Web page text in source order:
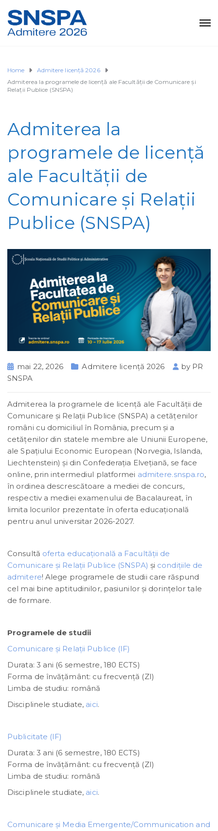
Home
Admitere licență 2026
Admiterea la programele de licență ale Facultății de Comunicare și
Relații Publice (SNSPA)
Admiterea la
programele de licență
ale Facultății de
Comunicare și Relații
Publice (SNSPA)
mai 22, 2026 Admitere licență 2026 by PR
SNSPA
Admiterea la programele de licență ale Facultății de
Comunicare și Relații Publice (SNSPA) a cetățenilor
români cu domiciliul în România, precum și a
cetăţenilor din statele membre ale Uniunii Europene,
ale Spaţiului Economic European (Norvegia, Islanda,
Liechtenstein) şi din Confederaţia Elveţiană, se face
online, prin intermediul platformei admitere.snspa.ro,
în ordinea descrescătoare a mediei de concurs,
respectiv a mediei examenului de Bacalaureat, în
limita locurilor prezentate în oferta educațională
pentru anul universitar 2026-2027.
Consultă oferta educațională a Facultății de
Comunicare și Relații Publice (SNSPA) și condiţiile de
admitere! Alege programele de studii care răspund
cel mai bine aptitudinilor, pasiunilor și dorințelor tale
de formare.
Programele de studii
Comunicare și Relații Publice (IF)
Durata: 3 ani (6 semestre, 180 ECTS)
Forma de învățământ: cu frecvenţă (ZI)
Limba de studiu: română
Disciplinele studiate, aici.
Publicitate (IF)
Durata: 3 ani (6 semestre, 180 ECTS)
Forma de învățământ: cu frecvenţă (ZI)
Limba de studiu: română
Disciplinele studiate, aici.
Comunicare și Media Emergente/Communication and